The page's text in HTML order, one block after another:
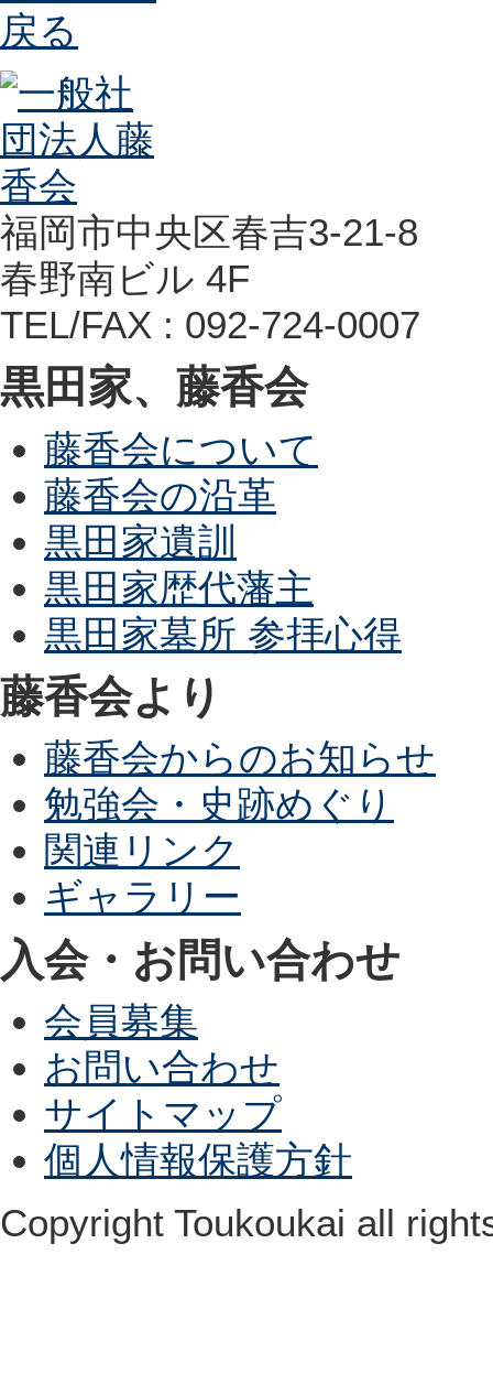
福岡市中央区春吉3-21-8
春野南ビル 4F
TEL/FAX : 092-724-0007
黒田家、藤香会
藤香会について
藤香会の沿革
黒田家遺訓
黒田家歴代藩主
黒田家墓所 参拝心得
藤香会より
藤香会からのお知らせ
勉強会・史跡めぐり
関連リンク
ギャラリー
入会・お問い合わせ
会員募集
お問い合わせ
サイトマップ
個人情報保護方針
Copyright Toukoukai all